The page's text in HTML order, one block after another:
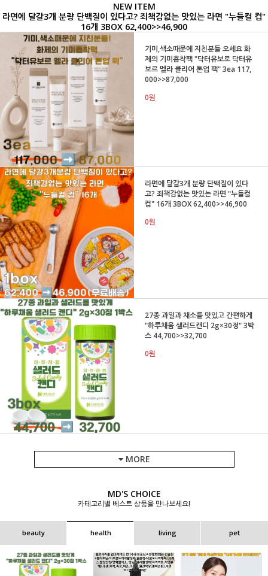
NEW ITEM
라면에 달걀3개 분량 단백질이 있다고? 죄책감없는 맛있는 라면 "누들컬 컵"
16개 3BOX 62,400>>46,900
기미,색소때문에 지친분들 오세요 화
제의 기미흡착팩 "닥터유보로 닥터유
보르 멜라 클리어 톤업 팩" 3ea 117,
000>>87,000
0원
라면에 달걀3개 분량 단백질이 있다
고? 죄책감없는 맛있는 라면 "누들컬
컵" 16개 3BOX 62,400>>46,900
0원
27종 과일과 채소를 맛있고 간편하게
"하루채움 샐러드캔디 2g×30정" 3박
스 44,700>>32,700
0원
MORE
MD'S CHOICE
카테고리별 베스트 상품을 만나보세요!
beauty health living pet